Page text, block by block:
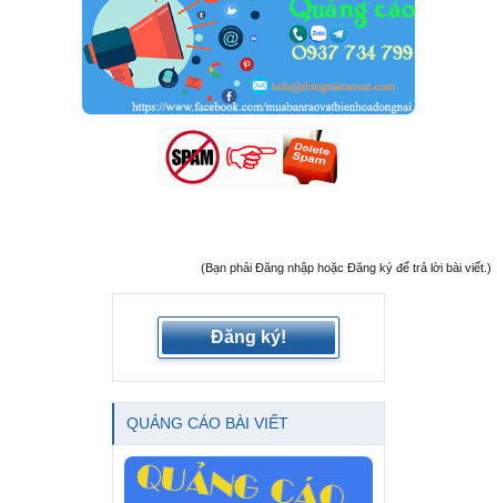
(Bạn phải Đăng nhập hoặc Đăng ký để trả lời bài viết.)
Đăng ký!
QUẢNG CÁO BÀI VIẾT